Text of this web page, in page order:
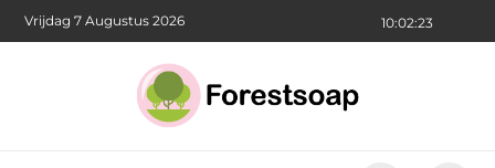
10:02:25
Vrijdag 7 Augustus 2026